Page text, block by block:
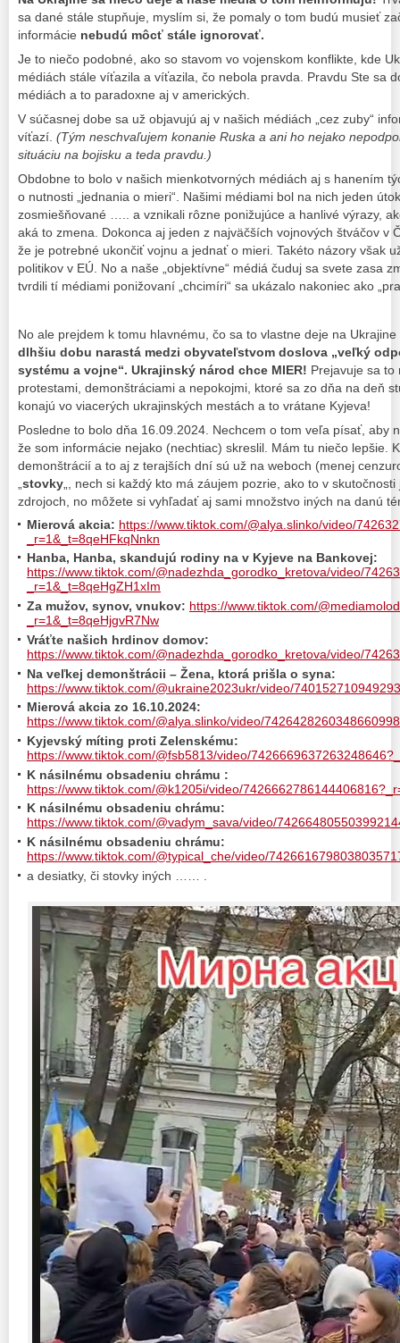
sa dané stále stupňuje, myslím si, že pomaly o tom budú musieť
informácie nebudú môcť stále ignorovať.
Je to niečo podobné, ako so stavom vo vojenskom konflikte, kde
médiách stále víťazila a víťazila, čo nebola pravda. Pravdu Ste sa
médiách a to paradoxne aj v amerických.
V súčasnej dobe sa už objavujú aj v našich médiách „cez zuby“
víťazí. (Tým neschvaľujem konanie Ruska a ani ho nejako
situáciu na bojisku a teda pravdu.)
Obdobne to bolo v našich mienkotvorných médiách aj s hanením
o nutnosti „jednania o mieri“. Našimi médiami bol na nich jeden
zosmiešňované ….. a vznikali rôzne ponižujúce a hanlivé výrazy,
aká to zmena. Dokonca aj jeden z najväčších vojnových štváčov v
že je potrebné ukončiť vojnu a jednať o mieri. Takéto názory však
politikov v EÚ. No a naše „objektívne“ médiá čuduj sa svete zasa
tvrdili tí médiami ponižovaní „chcimíri“ sa ukázalo nakoniec ako
No ale prejdem k tomu hlavnému, čo sa to vlastne deje na
dlhšiu dobu narastá medzi obyvateľstvom doslova „veľký
systému a vojne“. Ukrajinský národ chce MIER! Prejavuje sa to
protestami, demonštráciami a nepokojmi, ktoré sa zo dňa na deň
konajú vo viacerých ukrajinských mestách a to vrátane Kyjeva!
Posledne to bolo dňa 16.09.2024. Nechcem o tom veľa písať, aby
že som informácie nejako (nechtiac) skreslil. Mám tu niečo lepšie.
demonštrácií a to aj z terajších dní sú už na weboch (menej
„stovky„, nech si každý kto má záujem pozrie, ako to v
zdrojoch, no môžete si vyhľadať aj sami množstvo iných na danú
Mierová akcia: https://www.tiktok.com/@alya.slinko/video/
_r=1&_t=8qeHFkqNnkn
Hanba, Hanba, skandujú rodiny na v Kyjeve na Bankovej:
https://www.tiktok.com/@nadezhda_gorodko_kretova/video/
_r=1&_t=8qeHgZH1xIm
Za mužov, synov, vnukov: https://www.tiktok.com/
_r=1&_t=8qeHjgvR7Nw
Vráťte našich hrdinov domov:
https://www.tiktok.com/@nadezhda_gorodko_kretova/video/
Na veľkej demonštrácii – Žena, ktorá prišla o syna:
https://www.tiktok.com/@ukraine2023ukr/video/
Mierová akcia zo 16.10.2024:
https://www.tiktok.com/@alya.slinko/video/
Kyjevský míting proti Zelenskému:
https://www.tiktok.com/@fsb5813/video/
K násilnému obsadeniu chrámu :
https://www.tiktok.com/@k1205i/video/
K násilnému obsadeniu chrámu:
https://www.tiktok.com/@vadym_sava/video/
K násilnému obsadeniu chrámu:
https://www.tiktok.com/@typical_che/video/
a desiatky, či stovky iných …… .